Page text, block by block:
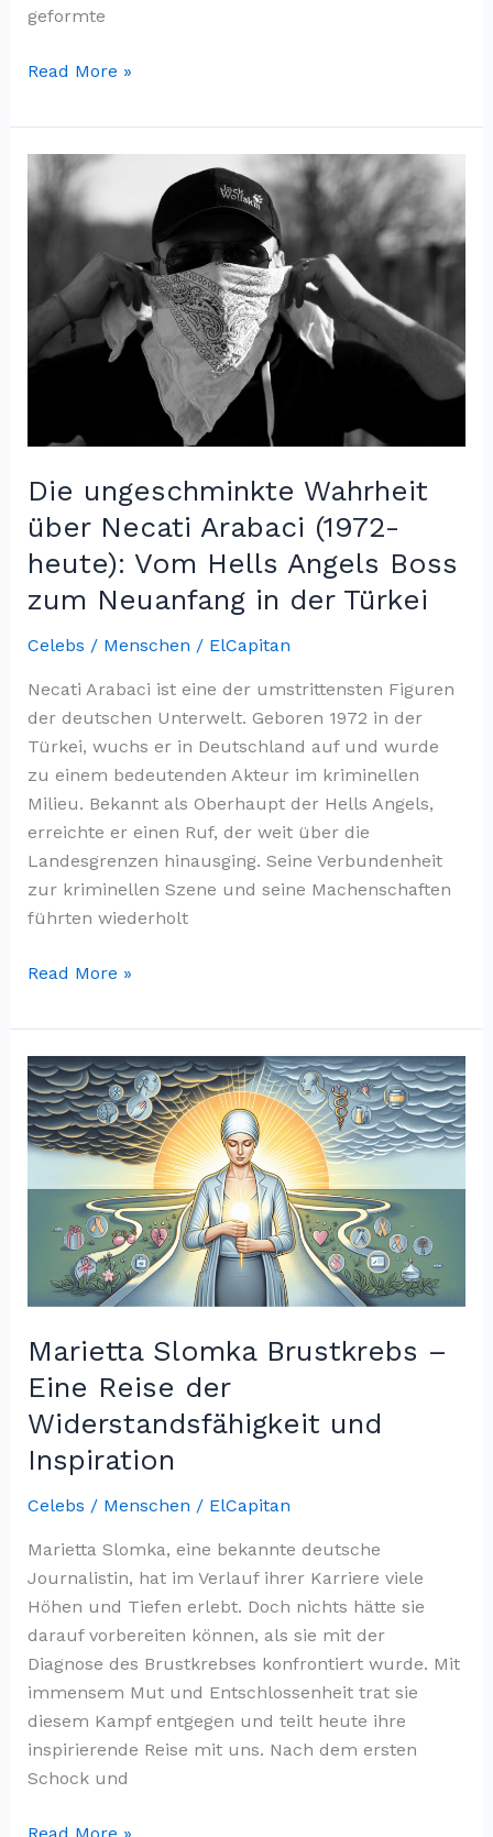
geformte
Alles
Claude-
Oliver
Rudolph
Nase
steckt
dahinter
Read More »
Die ungeschminkte Wahrheit
über Necati Arabaci (1972-
heute): Vom Hells Angels Boss
zum Neuanfang in der Türkei
Celebs / Menschen / ElCapitan
Necati Arabaci ist eine der umstrittensten Figuren
der deutschen Unterwelt. Geboren 1972 in der
Türkei, wuchs er in Deutschland auf und wurde
zu einem bedeutenden Akteur im kriminellen
Milieu. Bekannt als Oberhaupt der Hells Angels,
erreichte er einen Ruf, der weit über die
Landesgrenzen hinausging. Seine Verbundenheit
zur kriminellen Szene und seine Machenschaften
führten wiederholt
Die
Wahrheit
über
Necati
Arabaci
(1972-
Hells
Angels
Boss
Neuanfang
der
Türkei
Read More »
Marietta Slomka Brustkrebs –
Eine Reise der
Widerstandsfähigkeit und
Inspiration
Celebs / Menschen / ElCapitan
Marietta Slomka, eine bekannte deutsche
Journalistin, hat im Verlauf ihrer Karriere viele
Höhen und Tiefen erlebt. Doch nichts hätte sie
darauf vorbereiten können, als sie mit der
Diagnose des Brustkrebses konfrontiert wurde. Mit
immensem Mut und Entschlossenheit trat sie
diesem Kampf entgegen und teilt heute ihre
inspirierende Reise mit uns. Nach dem ersten
Schock und
Marietta